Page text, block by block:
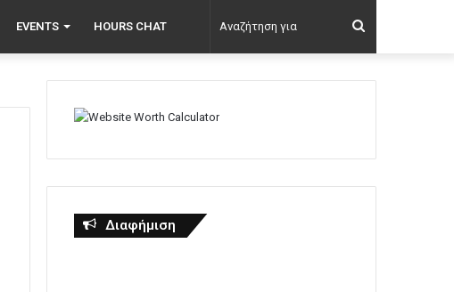
EVENTS HOURS CHAT
για
Διαφήμιση